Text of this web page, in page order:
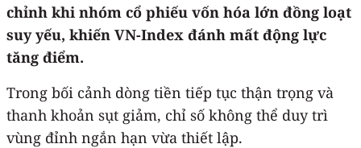
chỉnh khi nhóm cổ phiếu vốn hóa lớn đồng loạt
suy yếu, khiến VN-Index đánh mất động lực
tăng điểm.
Trong bối cảnh dòng tiền tiếp tục thận trọng và
thanh khoản sụt giảm, chỉ số không thể duy trì
vùng đỉnh ngắn hạn vừa thiết lập.